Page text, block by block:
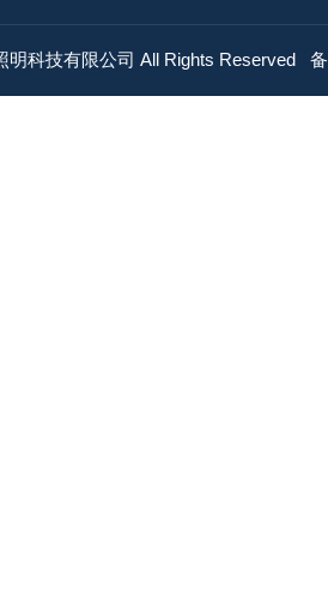
明科技有限公司 All Rights Reserved